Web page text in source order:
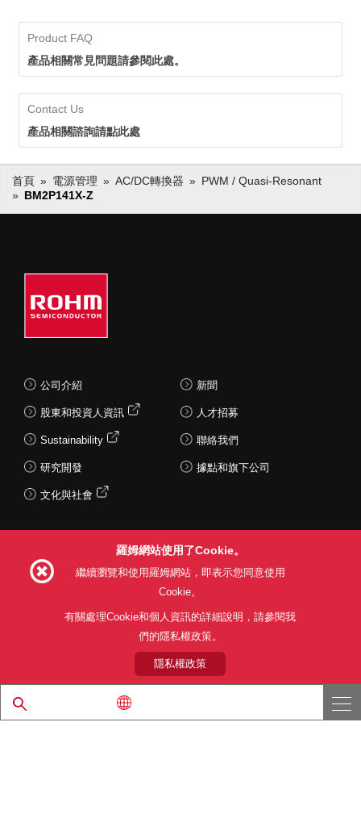
Product FAQ
產品相關常見問題請參閱此處。
Contact Us
產品相關諮詢請點此處
首頁 電源管理 AC/DC轉換器
PWM / Quasi-Resonant
BM2P141X-Z
公司介紹
股東和投資人資訊
Sustainability
研究開發
文化與社會
新聞
人才招募
聯絡我們
據點和旗下公司
利用目的 隱私權政策
關於本公司產品銷售之標準條款(PDF)
© 1997 - 2026 ROHM CO., LTD. ALL RIGHTS RESERVED.
羅姆網站使用了Cookie。
繼續瀏覽和使用羅姆網站，即表示您同意使用
Cookie。
有關處理Cookie和個人資訊的詳細說明，請參閱我
們的隱私權政策。
隱私權政策